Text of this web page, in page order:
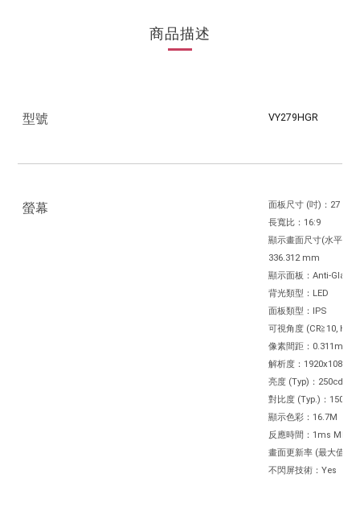
商品描述
型號 VY279HGR
螢幕
面板尺寸 (吋)：27
長寬比：16:9
顯示畫面尺寸(水平x垂
336.312 mm
顯示面板：Anti-Glare
背光類型：LED
面板類型：IPS
可視角度 (CR≧10, H/
像素間距：0.311mm
解析度：1920x1080
亮度 (Typ)：250cd/㎡
對比度 (Typ.)：1500:1
顯示色彩：16.7M
反應時間：1ms MPRT
畫面更新率 (最大值)：
不閃屏技術：Yes